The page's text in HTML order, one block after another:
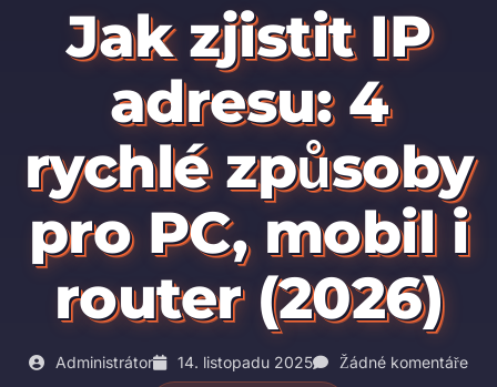
Jak zjistit IP
adresu: 4
rychlé způsoby
pro PC, mobil i
router (2026)
Administrátor 14. listopadu 2025 Žádné komentáře